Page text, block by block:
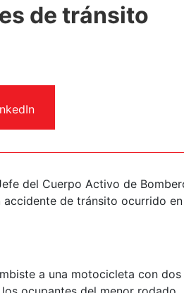
de tránsito
del Cuerpo Activo de
de tránsito ocurrido
a una motocicleta con dos